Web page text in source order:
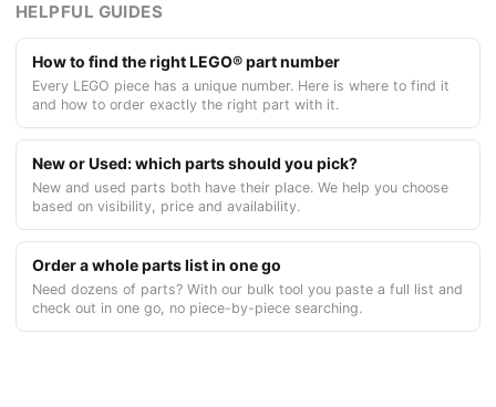
HELPFUL GUIDES
How to find the right LEGO® part number
Every LEGO piece has a unique number. Here is where to find it
and how to order exactly the right part with it.
New or Used: which parts should you pick?
New and used parts both have their place. We help you choose
based on visibility, price and availability.
Order a whole parts list in one go
Need dozens of parts? With our bulk tool you paste a full list and
check out in one go, no piece-by-piece searching.